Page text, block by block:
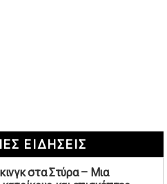
ΕΙΔΗΣΕΙΣ
στα Στύρα – Μια